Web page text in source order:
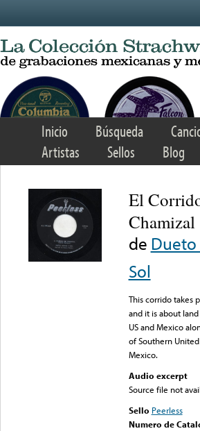
Inicio Búsqueda
Artistas
Sellos Blog
El
Chamizal
de Dueto
Sol
This corrido takes
and it is about
US and Mexico
of Southern
Mexico.
Audio excerpt
Source file not
Sello Peerless
Numero de